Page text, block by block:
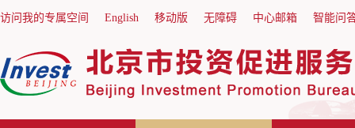
访问我的专属空间 English 移动版 无障碍 中心邮箱 智能问